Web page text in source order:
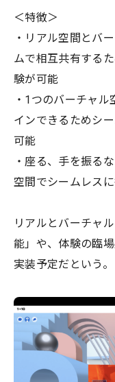
＜特徴＞
・リアル空間とバ
ムで相互共有する
験が可能
・1つのバーチャ
インできるためシ
可能
・座る、手を振る
空間でシームレス
リアルとバーチャ
能」や、体験の臨
実装予定だという。